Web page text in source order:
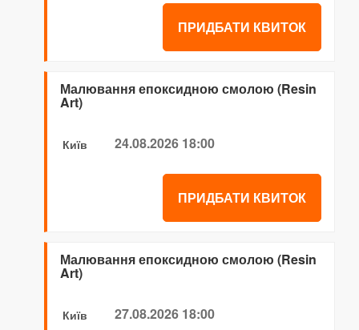
ПРИДБАТИ КВИТОК
Малювання епоксидною смолою (Resin
Art)
Київ 24.08.2026 18:00
ПРИДБАТИ КВИТОК
Малювання епоксидною смолою (Resin
Art)
Київ 27.08.2026 18:00